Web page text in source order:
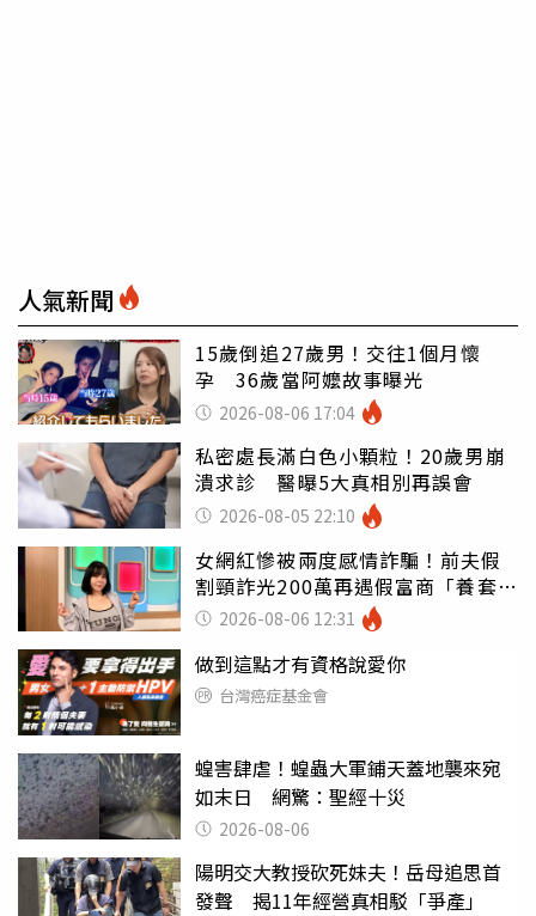
人氣新聞
15歲倒追27歲男！交往1個月懷
孕 36歲當阿嬤故事曝光
2026-08-06 17:04
私密處長滿白色小顆粒！20歲男崩
潰求診 醫曝5大真相別再誤會
2026-08-05 22:10
女網紅慘被兩度感情詐騙！前夫假
割頸詐光200萬再遇假富商「養套殺
2000萬」
2026-08-06 12:31
做到這點才有資格說愛你
台灣癌症基金會
蝗害肆虐！蝗蟲大軍鋪天蓋地襲來宛
如末日 網驚：聖經十災
2026-08-06
陽明交大教授砍死妹夫！岳母追思首
發聲 揭11年經營真相駁「爭產」